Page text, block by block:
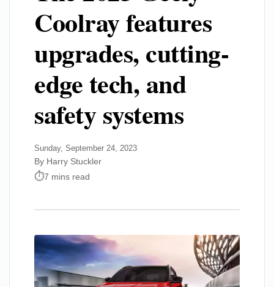
Coolray features
upgrades, cutting-
edge tech, and
safety systems
Sunday, September 24, 2023
By Harry Stuckler
7 mins read